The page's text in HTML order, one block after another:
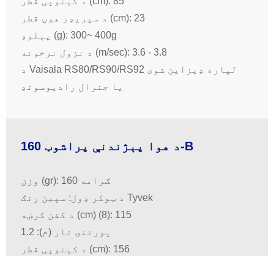
د سپریډر هوپ قطر (cm): 23
پېلوډ (g): 300~ 400g
د نزول نرخونه (m/sec): 3.6 - 3.8
د Vaisala RS80/RS90/RS92 لپاره ډیزاین شوی
یا جنرال رادیوسونډ
د هوا پېژندنې پراشوټ 160-B
وزن (gr): 160 ګرامه
د ټوکر ډول: سپین رنګ Tyvek
د کفن کرښه (cm) (8): 115
پورتنۍ تار (م): 1.2
د کینوپی قطر (cm): 156